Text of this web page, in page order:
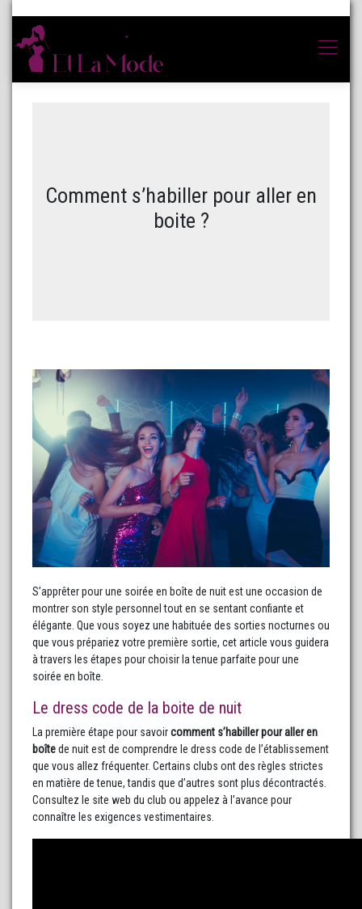
Comment s’habiller pour aller en
boite ?
S’apprêter pour une soirée en boîte de nuit est une occasion de
montrer son style personnel tout en se sentant confiante et
élégante. Que vous soyez une habituée des sorties nocturnes ou
que vous prépariez votre première sortie, cet article vous guidera
à travers les étapes pour choisir la tenue parfaite pour une
soirée en boîte.
Le dress code de la boite de nuit
La première étape pour savoircomment s’habiller pour aller en
boîtede nuit est de comprendre le dress code de l’établissement
que vous allez fréquenter. Certains clubs ont des règles strictes
en matière de tenue, tandis que d’autres sont plus décontractés.
Consultez le site web du club ou appelez à l’avance pour
connaître les exigences vestimentaires.